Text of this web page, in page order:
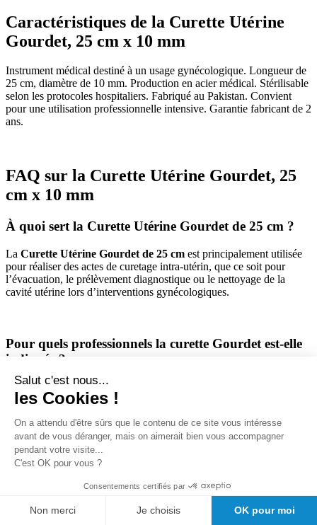
Caractéristiques de la Curette Utérine
Gourdet, 25 cm x 10 mm
Instrument médical destiné à un usage gynécologique. Longueur de
25 cm, diamètre de 10 mm. Production en acier médical. Stérilisable
selon les protocoles hospitaliers. Fabriqué au Pakistan. Convient
pour une utilisation professionnelle intensive. Garantie fabricant de 2
ans.
FAQ sur la Curette Utérine Gourdet, 25
cm x 10 mm
À quoi sert la Curette Utérine Gourdet de 25 cm ?
La Curette Utérine Gourdet de 25 cm est principalement utilisée
pour réaliser des actes de curetage intra-utérin, que ce soit pour
l’évacuation, le prélèvement diagnostique ou le nettoyage de la
cavité utérine lors d’interventions gynécologiques.
Pour quels professionnels la curette Gourdet est-elle
indiquée ?
Lacurette utérine Gourdet
généralistes pratiquant des actes de gynécologie, chirurgiens et
spécialisés.
Comment assurer la stérilisation après usage ?
Salut c'est nous...
les Cookies !
On a attendu d'être sûrs que le contenu de ce site vous intéresse
avant de vous déranger, mais on aimerait bien vous accompagner
pendant votre visite...
C'est OK pour vous ?
Consentements certifiés par
Non merci Je choisis OK pour moi